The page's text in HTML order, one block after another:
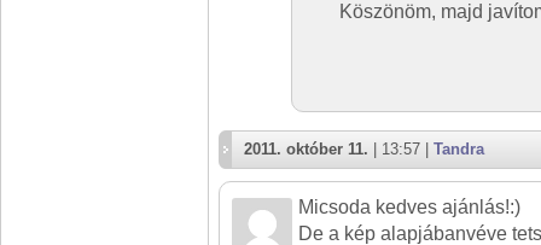
Köszönöm, majd
2011. október 11. | 13:57 | Tandra
Micsoda kedves ajánlás!:)
De a kép alapjábanvéve